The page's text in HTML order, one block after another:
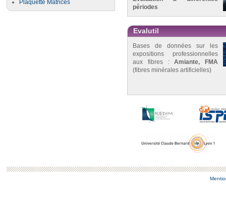
Plaquette Matrices
périodes
Evalutil
Bases de données sur les
expositions professionnelles
aux fibres :Amiante, FMA
(fibres minérales artificielles)